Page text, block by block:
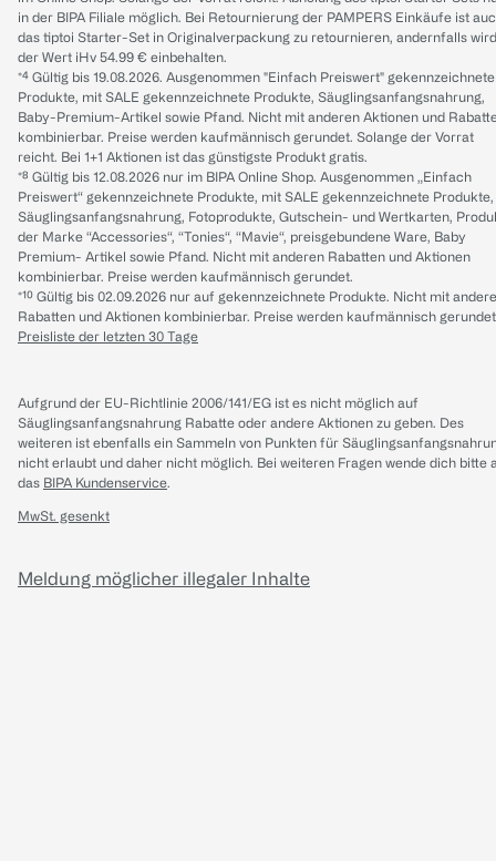
in der BIPA Filiale möglich. Bei Retournierung der PAMPERS Einkäufe ist
das tiptoi Starter-Set in Originalverpackung zu retournieren, andernfalls wird
der Wert iHv 54.99 € einbehalten.
*⁴ Gültig bis 19.08.2026. Ausgenommen "Einfach Preiswert" gekennzeichnete
Produkte, mit SALE gekennzeichnete Produkte, Säuglingsanfangsnahrung,
Baby-Premium-Artikel sowie Pfand. Nicht mit anderen Aktionen und
kombinierbar. Preise werden kaufmännisch gerundet. Solange der Vorrat
reicht. Bei 1+1 Aktionen ist das günstigste Produkt gratis.
*⁸ Gültig bis 12.08.2026 nur im BIPA Online Shop. Ausgenommen „Einfach
Preiswert“ gekennzeichnete Produkte, mit SALE gekennzeichnete Produkte,
Säuglingsanfangsnahrung, Fotoprodukte, Gutschein- und Wertkarten,
der Marke “Accessories“, “Tonies“, “Mavie“, preisgebundene Ware, Baby
Premium- Artikel sowie Pfand. Nicht mit anderen Rabatten und Aktionen
kombinierbar. Preise werden kaufmännisch gerundet.
*¹⁰ Gültig bis 02.09.2026 nur auf gekennzeichnete Produkte. Nicht mit
Rabatten und Aktionen kombinierbar. Preise werden kaufmännisch
Preisliste der letzten 30 Tage
Aufgrund der EU-Richtlinie 2006/141/EG ist es nicht möglich auf
Säuglingsanfangsnahrung Rabatte oder andere Aktionen zu geben. Des
weiteren ist ebenfalls ein Sammeln von Punkten für
nicht erlaubt und daher nicht möglich. Bei weiteren Fragen wende dich bitte
das BIPA Kundenservice.
MwSt. gesenkt
Meldung möglicher illegaler Inhalte